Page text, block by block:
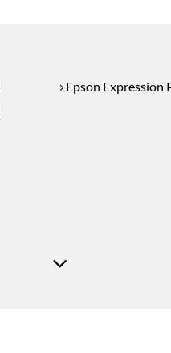
Epson Expression